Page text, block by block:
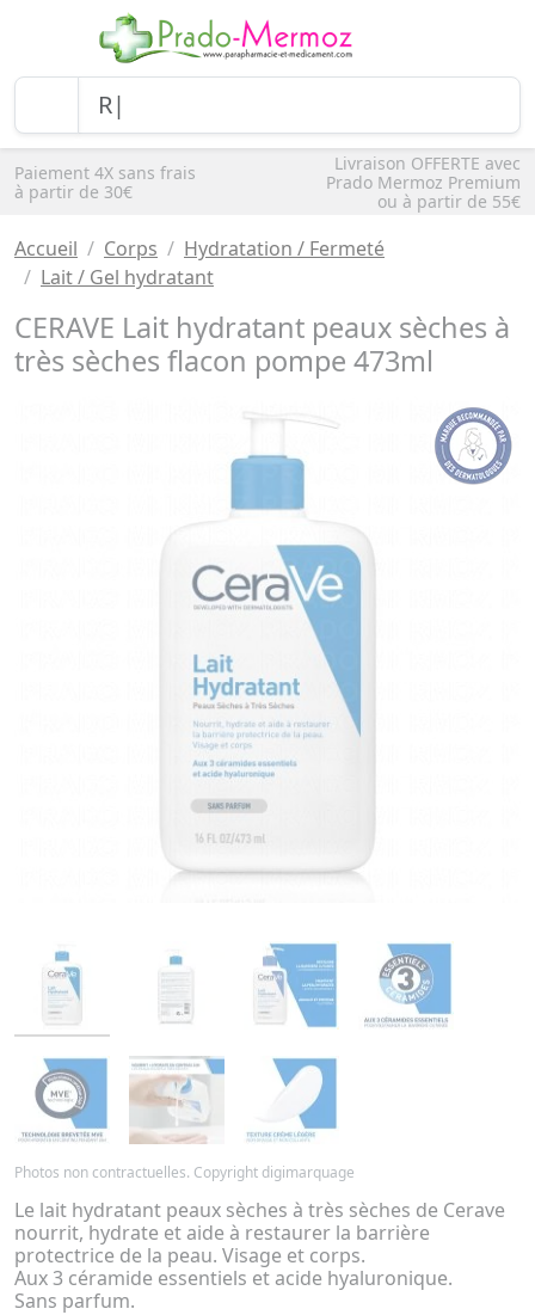
Paiement 4X sans frais
à partir de 30€
Livraison OFFERTE avec
Prado Mermoz Premium
ou à partir de 55€
Accueil Corps
Hydratation / Fermeté
Lait / Gel hydratant
CERAVE Lait hydratant peaux sèches à
très sèches flacon pompe 473ml
Photos non contractuelles. Copyright digimarquage
Le lait hydratant peaux sèches à très sèches de Cerave
nourrit, hydrate et aide à restaurer la barrière
protectrice de la peau. Visage et corps.
Aux 3 céramide essentiels et acide hyaluronique.
Sans parfum.